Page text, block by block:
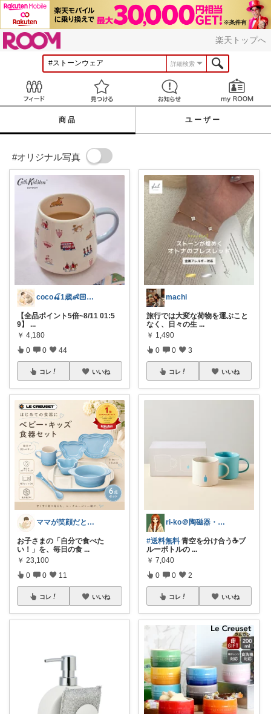
楽天トップへ
詳細検索
見つける お知らせ
商品 ユーザー
#オリジナル写真
coco🍒1歳👶🏻5歳🐈
【全品ポイント5倍~8/11 01:5
9】
...
￥ 4,180
0 0 44
コレ いいね
ママが笑顔だと、家族みんなが笑顔になる。
お子さまの「自分で食べた
い！」を、毎日の食 ...
￥ 23,100
0 0 11
コレ いいね
machi
旅行では大変な荷物を運ぶこと
なく、日々の生 ...
￥ 1,490
0 0 3
コレ いいね
ri-ko＠陶磁器・インテリア雑貨好き
#送料無料 青空を分け合う☕ブ
ルーボトルの ...
￥ 7,040
0 0 2
コレ いいね